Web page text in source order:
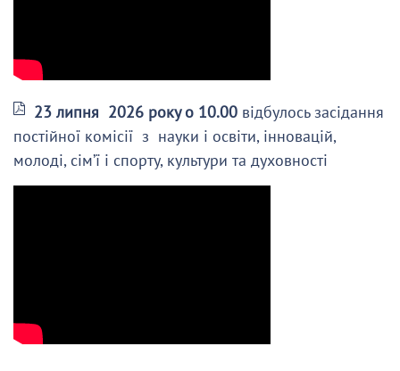
23 липня 2026 року о 10.00 відбулось засідання
постійної комісії з науки і освіти, інновацій,
молоді, сім’ї і спорту, культури та духовності